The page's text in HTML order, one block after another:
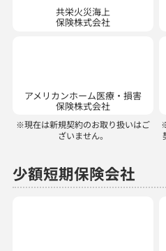
保険株式会社
※現在は新規契約のお取り扱いはご